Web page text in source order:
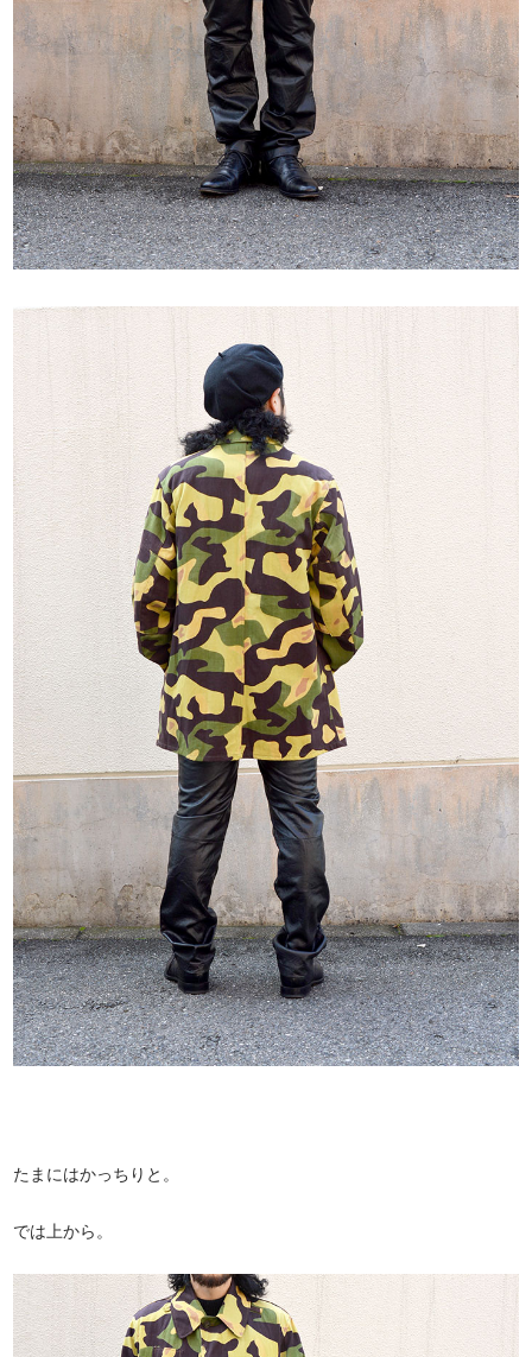
たまにはかっちりと。
では上から。